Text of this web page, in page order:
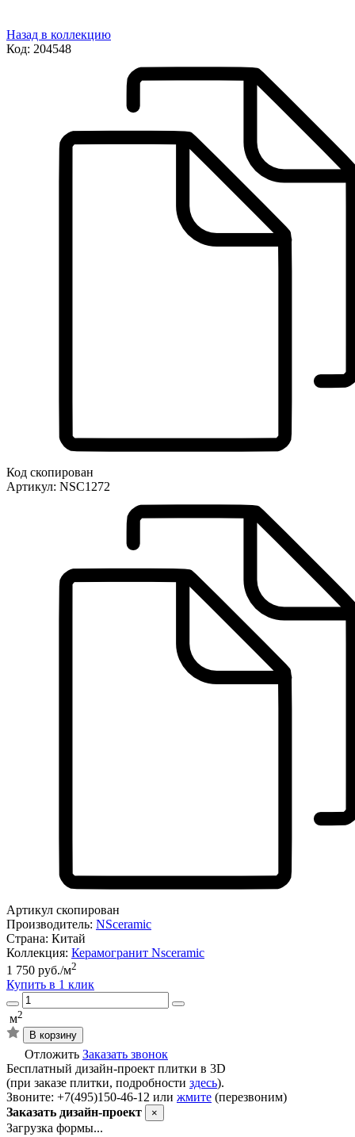
Назад в коллекцию
Код: 204548
Код скопирован
Артикул: NSC1272
Артикул скопирован
Производитель: NSceramic
Страна: Китай
Коллекция: Керамогранит Nsceramic
1 750 руб./м2
Купить в 1 клик
м2
В корзину
Отложить Заказать звонок
Бесплатный дизайн-проект плитки в 3D
(при заказе плитки, подробности здесь).
Звоните: +7(495)150-46-12 или жмите (перезвоним)
Заказать дизайн-проект
×
Загрузка формы...